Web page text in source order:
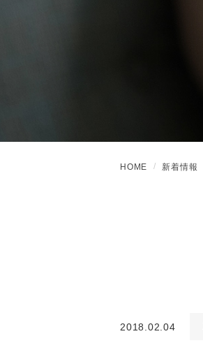
HOME 新着情報
2018.02.04